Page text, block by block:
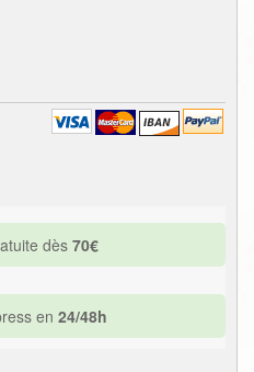
dès 70€
en 24/48h